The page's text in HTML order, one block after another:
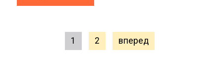
1 2 вперед